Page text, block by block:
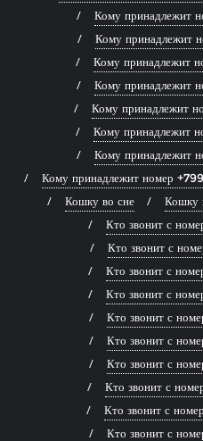
Кому принадлежит
Кому принадлежит
Кому принадлежит
Кому принадлежит
Кому принадлежит
Кому принадлежит
Кому принадлежит
Кому принадлежит номер
Кошку во сне
Кошку
Кто звонит с
Кто звонит с
Кто звонит с
Кто звонит с
Кто звонит с
Кто звонит с
Кто звонит с
Кто звонит с
Кто звонит с
Кто звонит с